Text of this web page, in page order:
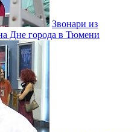
Звонари из
Дне города в Тюмени